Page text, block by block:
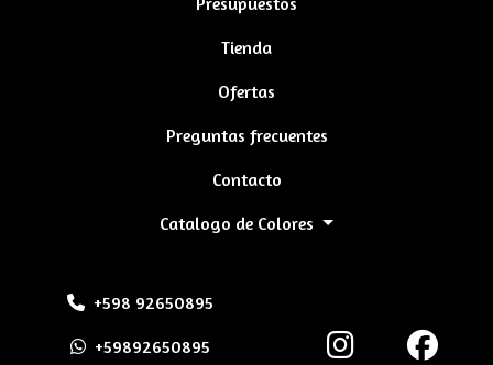
Tienda
Ofertas
Preguntas frecuentes
Contacto
Catalogo de Colores
+598 92650895
+59892650895